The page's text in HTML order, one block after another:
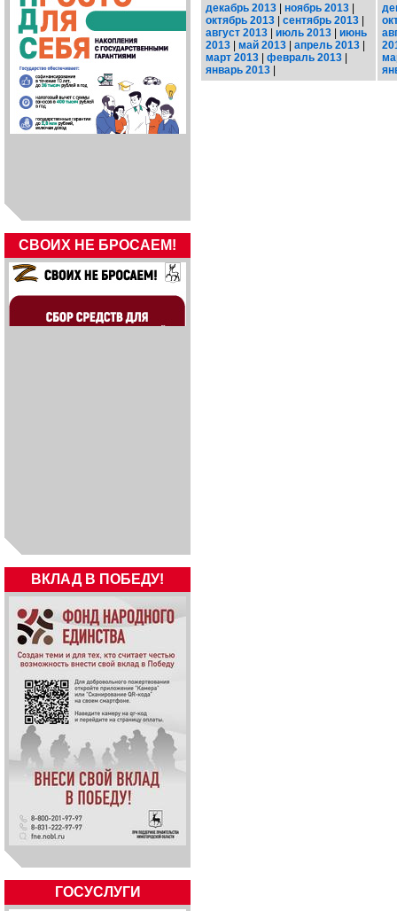
СВОИХ НЕ БРОСАЕМ!
ВКЛАД В ПОБЕДУ!
ГОСУСЛУГИ
декабрь 2013 | ноябрь 2013 |
октябрь 2013 | сентябрь 2013 |
август 2013 | июль 2013 | июнь
2013 | май 2013 | апрель 2013 |
март 2013 | февраль 2013 |
январь 2013 |